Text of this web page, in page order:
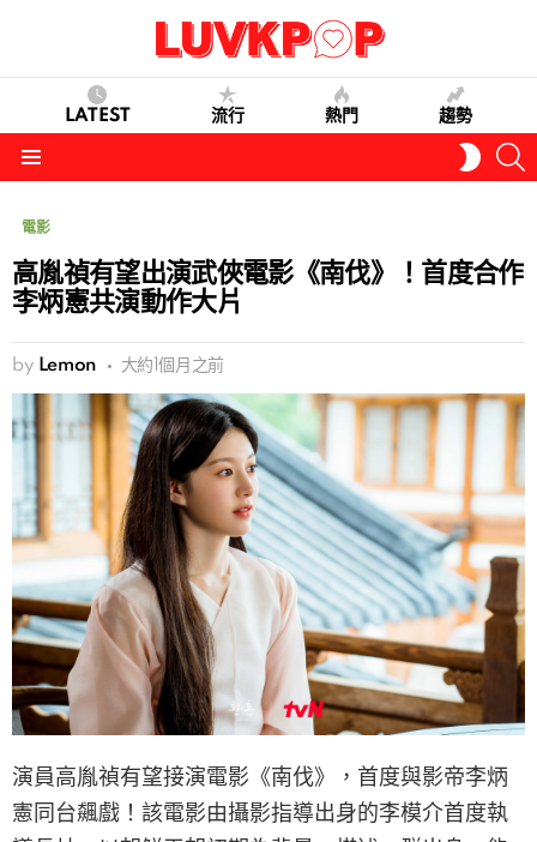
LATEST 流行 熱門 趨勢
SKIN
電影
高胤禎有望出演武俠電影《南伐》！首度合作
李炳憲共演動作大片
by Lemon 大約1個月之前
演員高胤禎有望接演電影《南伐》，首度與影帝李炳
憲同台飆戲！該電影由攝影指導出身的李模介首度執